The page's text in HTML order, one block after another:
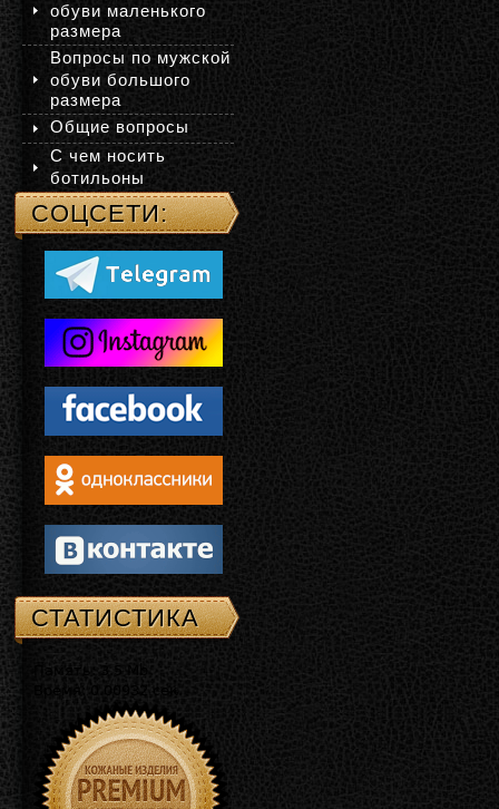
обуви маленького
размера
Вопросы по мужской
обуви большого
размера
Общие вопросы
С чем носить
ботильоны
СОЦСЕТИ:
СТАТИСТИКА
Память: 3.5 Mb
Время: 0.00932 сек.